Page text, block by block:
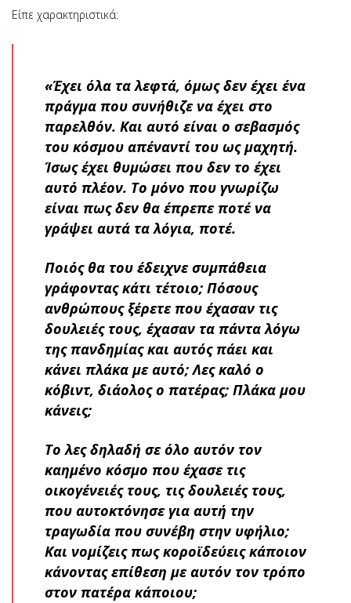
Είπε χαρακτηριστικά:
«Έχει όλα τα λεφτά, όμως δεν έχει ένα
πράγμα που συνήθιζε να έχει στο
παρελθόν. Και αυτό είναι ο σεβασμός
του κόσμου απέναντί του ως μαχητή.
Ίσως έχει θυμώσει που δεν το έχει
αυτό πλέον. Το μόνο που γνωρίζω
είναι πως δεν θα έπρεπε ποτέ να
γράψει αυτά τα λόγια, ποτέ.
Ποιός θα του έδειχνε συμπάθεια
γράφοντας κάτι τέτοιο; Πόσους
ανθρώπους ξέρετε που έχασαν τις
δουλειές τους, έχασαν τα πάντα λόγω
της πανδημίας και αυτός πάει και
κάνει πλάκα με αυτό; Λες καλό ο
κόβιντ, διάολος ο πατέρας; Πλάκα μου
κάνεις;
Το λες δηλαδή σε όλο αυτόν τον
καημένο κόσμο που έχασε τις
οικογένειές τους, τις δουλειές τους,
που αυτοκτόνησε για αυτή την
τραγωδία που συνέβη στην υφήλιο;
Και νομίζεις πως κοροϊδεύεις κάποιον
κάνοντας επίθεση με αυτόν τον τρόπο
στον πατέρα κάποιου;